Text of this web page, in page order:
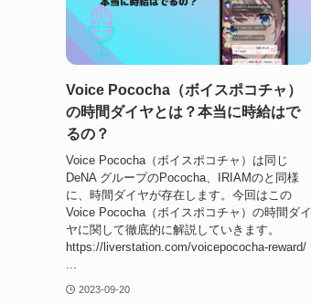
Voice Pococha（ボイスポコチャ）
の時間ダイヤとは？本当に時給はで
るの？
Voice Pococha（ボイスポコチャ）は同じ
DeNA グループのPococha、IRIAMのと同様
に、時間ダイヤが存在します。今回はこの
Voice Pococha（ボイスポコチャ）の時間ダイ
ヤに関して徹底的に解説していきます。
https://liverstation.com/voicepococha-reward/
2023-09-20